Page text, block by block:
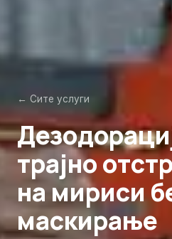
← Сите услуги
трајно
на мириси
маскирање